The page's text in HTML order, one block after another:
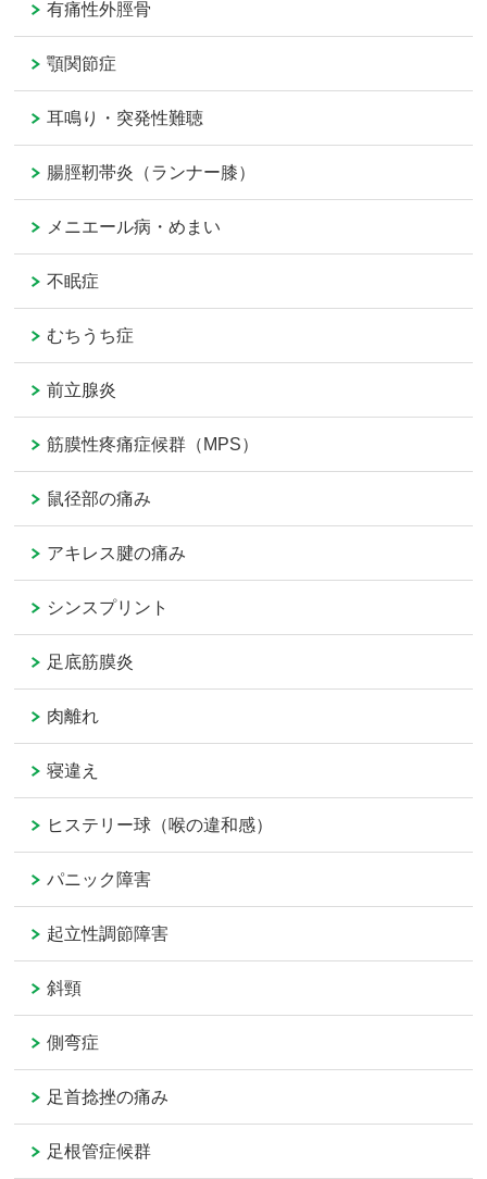
有痛性外脛骨
顎関節症
耳鳴り・突発性難聴
腸脛靭帯炎（ランナー膝）
メニエール病・めまい
不眠症
むちうち症
前立腺炎
筋膜性疼痛症候群（MPS）
鼠径部の痛み
アキレス腱の痛み
シンスプリント
足底筋膜炎
肉離れ
寝違え
ヒステリー球（喉の違和感）
パニック障害
起立性調節障害
斜頸
側弯症
足首捻挫の痛み
足根管症候群